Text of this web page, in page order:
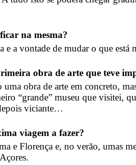
na mesma?
e a vontade de mudar o que
obra de arte que teve
uma obra de arte em concreto,
“grande” museu que visitei,
viciante…
viagem a fazer?
e Florença e, no verão, umas